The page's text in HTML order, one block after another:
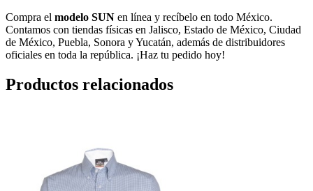
Compra el modelo SUN en línea y recíbelo en todo México.
Contamos con tiendas físicas en Jalisco, Estado de México, Ciudad
de México, Puebla, Sonora y Yucatán, además de distribuidores
oficiales en toda la república. ¡Haz tu pedido hoy!
Productos relacionados